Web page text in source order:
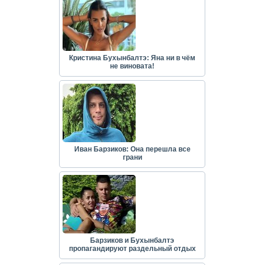
Кристина Бухынбалтэ: Яна ни в чём
не виновата!
Иван Барзиков: Она перешла все
грани
Барзиков и Бухынбалтэ
пропагандируют раздельный отдых